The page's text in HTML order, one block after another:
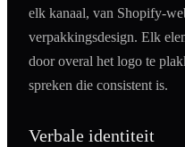
elk kanaal, van Shopify-
verpakkingsdesign. Elk
door overal het logo te
spreken die consistent is.
Verbale identiteit